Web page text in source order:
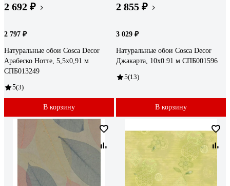
2 692 ₽
2 797 ₽
Натуральные обои Cosca Decor
Арабеско Нотте, 5,5x0,91 м
СПБ013249
5(3)
В корзину
2 855 ₽
3 029 ₽
Натуральные обои Cosca Decor
Джакарта, 10x0.91 м СПБ001596
5(13)
В корзину